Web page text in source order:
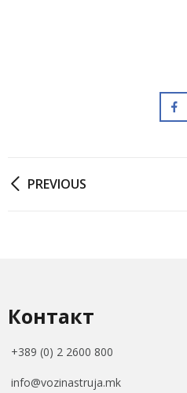
PREVIOUS
Контакт
+389 (0) 2 2600 800
info@vozinastruja.mk